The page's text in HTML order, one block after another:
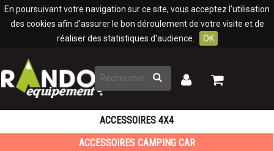
En poursuivant votre navigation sur ce site, vous acceptez l'utilisation
des cookies afin d'assurer le bon déroulement de votre visite et de
réaliser des statistiques d'audience.
OK
Rechercher
Mon
Mon
ACCESSOIRES 4X4
ACCESSOIRES CAMPING CAR
Panneau de gestion des cookies